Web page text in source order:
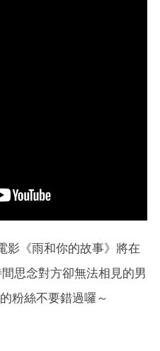
影《雨和你的故事》將在
思念對方卻無法相​​見的男
粉絲不要錯過囉～